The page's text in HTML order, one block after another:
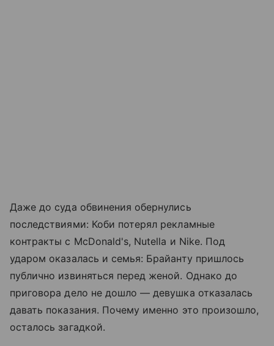
Даже до суда обвинения обернулись
последствиями: Коби потерял рекламные
контракты с McDonald's, Nutella и Nike. Под
ударом оказалась и семья: Брайанту пришлось
публично извиняться перед женой. Однако до
приговора дело не дошло — девушка отказалась
давать показания. Почему именно это произошло,
осталось загадкой.